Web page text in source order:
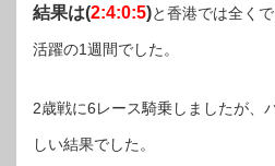
結果は(2:4:0:5)と香港では全く
活躍の1週間でした。
2歳戦に6レース騎乗しましたが、
しい結果でした。